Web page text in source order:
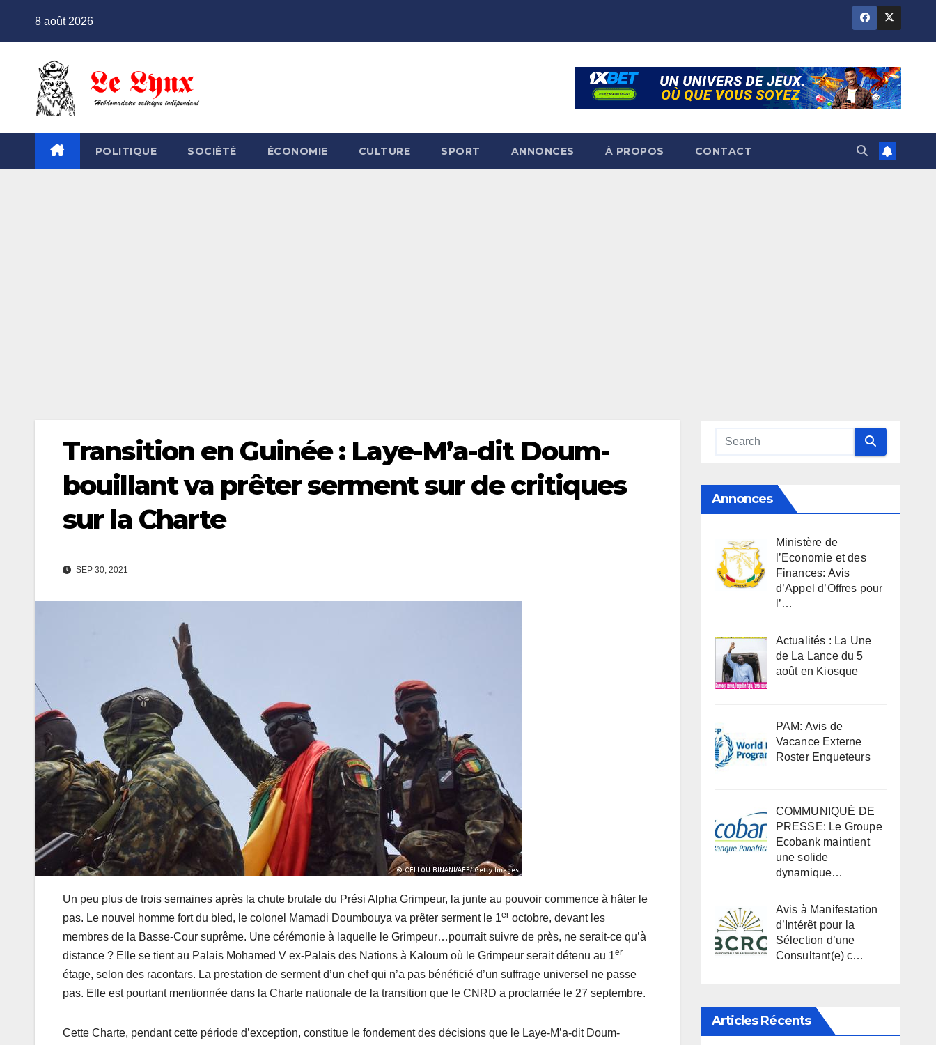
8 août 2026
POLITIQUE SOCIÉTÉ ÉCONOMIE CULTURE SPORT ANNONCES À PROPOS CONTACT
Transition en Guinée : Laye-M’a-dit Doum-
bouillant va prêter serment sur de critiques
sur la Charte
SEP 30, 2021
Un peu plus de trois semaines après la chute brutale du Prési Alpha Grimpeur, la junte au pouvoir commence à hâter le
pas. Le nouvel homme fort du bled, le colonel Mamadi Doumbouya va prêter serment le 1er octobre, devant les
membres de la Basse-Cour suprême. Une cérémonie à laquelle le Grimpeur…pourrait suivre de près, ne serait-ce qu’à
distance ? Elle se tient au Palais Mohamed V ex-Palais des Nations à Kaloum où le Grimpeur serait détenu au 1er
étage, selon des racontars. La prestation de serment d’un chef qui n’a pas bénéficié d’un suffrage universel ne passe
pas. Elle est pourtant mentionnée dans la Charte nationale de la transition que le CNRD a proclamée le 27 septembre.
Cette Charte, pendant cette période d’exception, constitue le fondement des décisions que le Laye-M’a-dit Doum-
Annonces
Ministère de
l’Economie et des
Finances: Avis
d’Appel d’Offres pour
l’…
Actualités : La Une
de La Lance du 5
août en Kiosque
PAM: Avis de
Vacance Externe
Roster Enqueteurs
COMMUNIQUÉ DE
PRESSE: Le Groupe
Ecobank maintient
une solide
dynamique…
Avis à Manifestation
d’Intérêt pour la
Sélection d’une
Consultant(e) c…
Articles Récents